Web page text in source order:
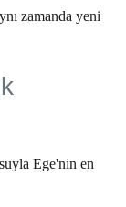
zamanda yeni
Ege'nin en